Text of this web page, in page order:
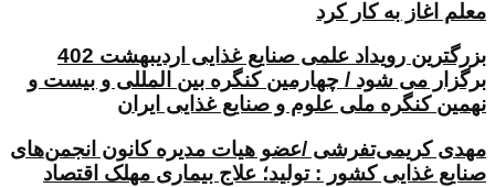
معلم اغاز به کار کرد
بزرگترین رویداد علمی صنایع غذایی اردیبهشت 402
برگزار می شود / چهارمین کنگره بین المللی و بیست و
نهمین کنگره ملی علوم و صنایع غذایی ایران
مهدی کریمی‌تفرشی /عضو هیات مدیره کانون انجمن‌های
صنایع غذایی کشور : تولید؛ علاج بیماری مهلک اقتصاد